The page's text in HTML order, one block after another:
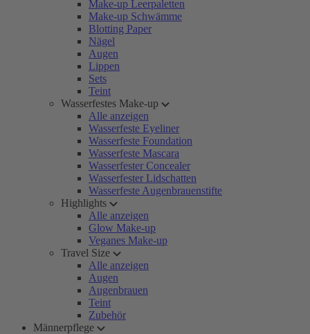
Make-up Leerpaletten
Make-up Schwämme
Blotting Paper
Nägel
Augen
Lippen
Sets
Teint
Wasserfestes Make-up
Alle anzeigen
Wasserfeste Eyeliner
Wasserfeste Foundation
Wasserfeste Mascara
Wasserfester Concealer
Wasserfester Lidschatten
Wasserfeste Augenbrauenstifte
Highlights
Alle anzeigen
Glow Make-up
Veganes Make-up
Travel Size
Alle anzeigen
Augen
Augenbrauen
Teint
Zubehör
Männerpflege